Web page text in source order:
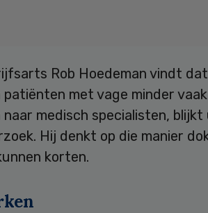
Rob Hoedeman vindt
met vage minder
medisch specialisten, blijkt
Hij denkt op die manier
korten.